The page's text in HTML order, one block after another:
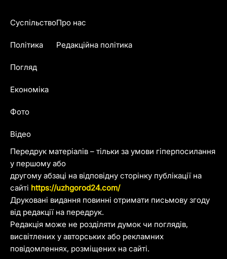
Передрук матеріалів – тільки за умови гіперпосилання
у першому або
другому абзаці на відповідну сторінку публікації на
сайті https://uzhgorod24.com/
Друковані видання повинні отримати письмову згоду
від редакції на передрук.
Редакція може не розділяти думок чи поглядів,
висвітлених у авторських або рекламних
повідомленнях, розміщених на сайті.
Суспільство
Політика
Погляд
Економіка
Фото
Відео
Про нас
Редакційна політика